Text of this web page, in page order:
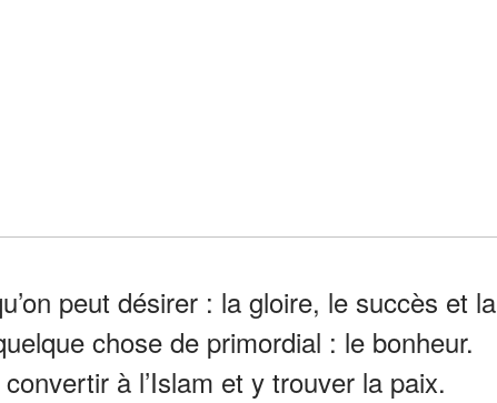
peut désirer : la gloire, le succès et la
chose de primordial : le bonheur.
à l’Islam et y trouver la paix.